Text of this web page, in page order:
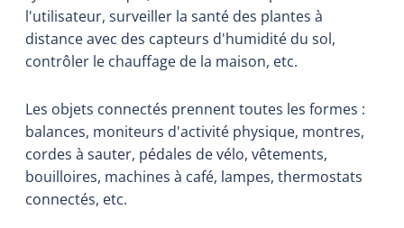
l'utilisateur, surveiller la santé des plantes à
distance avec des capteurs d'humidité du sol,
contrôler le chauffage de la maison, etc.
Les objets connectés prennent toutes les formes :
balances, moniteurs d'activité physique, montres,
cordes à sauter, pédales de vélo, vêtements,
bouilloires, machines à café, lampes, thermostats
connectés, etc.